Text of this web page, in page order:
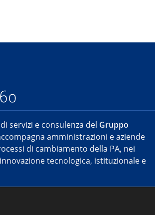
servizi e consulenza del Gruppo
amministrazioni e aziende
di cambiamento della PA, nei
tecnologica, istituzionale e